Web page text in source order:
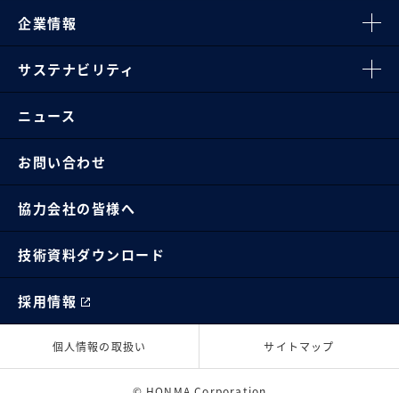
企業情報
サステナビリティ
ニュース
お問い合わせ
協力会社の皆様へ
技術資料ダウンロード
採用情報
個人情報の取扱い サイトマップ